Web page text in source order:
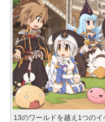
13のワールドを越え1つの